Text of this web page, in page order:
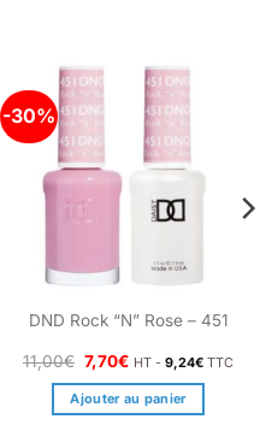
-30%
DND Rock “N” Rose – 451
11,00€ Le
prix
initial
était :
7,70€Le
actuel
est :
HT -9,24€ TTC
Ajouter au panier